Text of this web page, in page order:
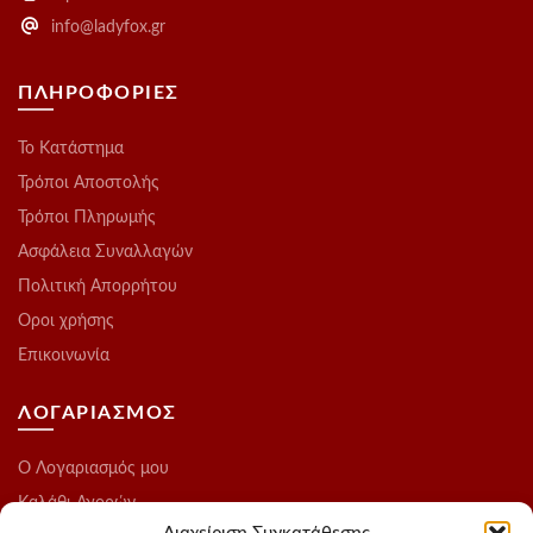
info@ladyfox.gr
ΠΛΗΡΟΦΟΡΙΕΣ
Το Kατάστημα
Τρόποι Αποστολής
Τρόποι Πληρωμής
Ασφάλεια Συναλλαγών
Πολιτική Απορρήτου
Οροι χρήσης
Επικοινωνία
ΛΟΓΑΡΙΑΣΜΟΣ
O Λογαριασμός μου
Καλάθι Αγορών